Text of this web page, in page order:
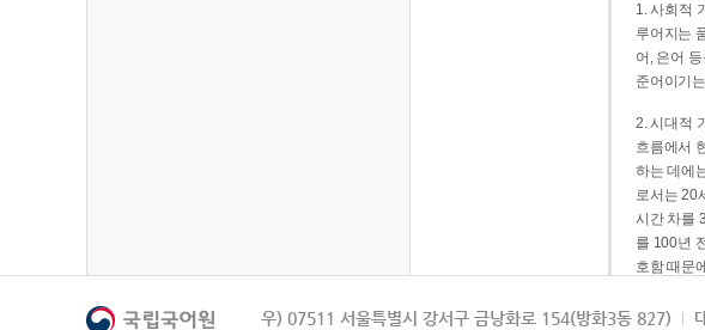
1. 사회적
루어지는
어, 은어
준어이기
2. 시대적
흐름에서
하는 데에
로서는 20
시간 차를
를 100년
호함 때문
3. 지역적
우) 07511 서울특별시 강서구 금낭화로 154(방화3동 827)